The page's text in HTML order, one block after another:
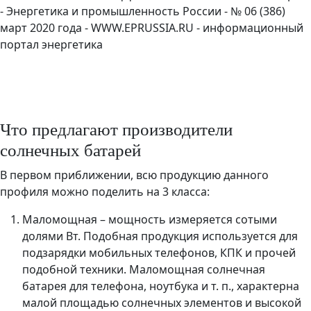
Что предлагают производители
солнечных батарей
В первом приближении, всю продукцию данного
профиля можно поделить на 3 класса:
Маломощная – мощность измеряется сотыми
долями Вт. Подобная продукция используется для
подзарядки мобильных телефонов, КПК и прочей
подобной техники. Маломощная солнечная
батарея для телефона, ноутбука и т. п., характерна
малой площадью солнечных элементов и высокой